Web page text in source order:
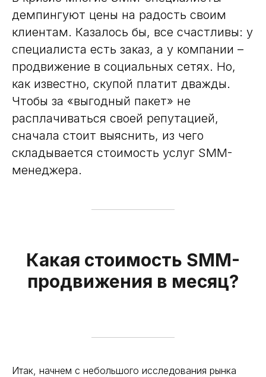
демпингуют цены на радость своим
клиентам. Казалось бы, все счастливы: у
специалиста есть заказ, а у компании –
продвижение в социальных сетях. Но,
как известно, скупой платит дважды.
Чтобы за «выгодный пакет» не
расплачиваться своей репутацией,
сначала стоит выяснить, из чего
складывается стоимость услуг SMM-
менеджера.
Какая стоимость SMM-
продвижения в месяц?
Итак, начнем с небольшого исследования рынка